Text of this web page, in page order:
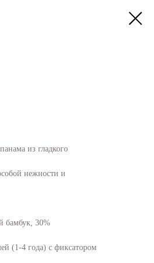
из гладкого
нежности и
бамбук, 30%
(1-4 года) с фиксатором